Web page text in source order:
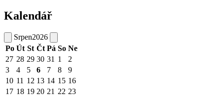
Kalendář
Srpen2026
Po Út St Čt Pá So Ne
27 28 29 30 31 1
2
3
4 5 6 7 8
9
10 11 12 13 14 15 16
17 18 19 20 21 22 23